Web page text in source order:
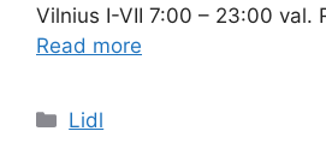
Vilnius I-VII 7:00 – 23:00 val.
Read more
Lidl